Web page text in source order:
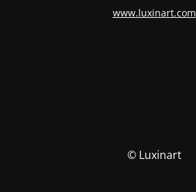
www.luxinart.com
© Luxinart